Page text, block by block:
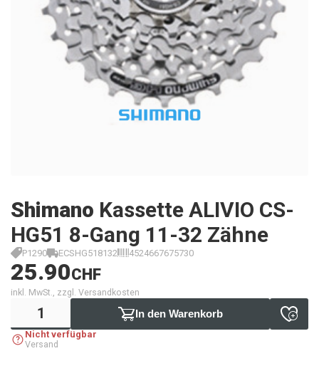
Shimano Kassette ALIVIO CS-
HG51 8-Gang 11-32 Zähne
P1290 ECSHG518132 4524667675730
25.90CHF
inkl. MwSt., zzgl. Versandkosten
In den Warenkorb
Nicht verfügbar
Versand